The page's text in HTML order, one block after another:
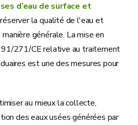
d’eau de surface et
la qualité de l'eau et
générale. La mise en
271/CE relative au traitement
est une des mesures pour
au mieux la collecte,
des eaux usées générées par